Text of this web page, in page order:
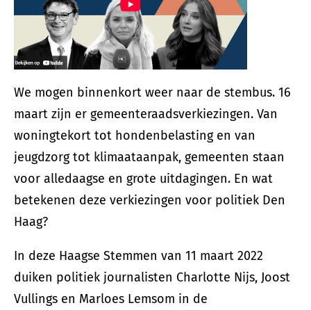
We mogen binnenkort weer naar de stembus. 16
maart zijn er gemeenteraadsverkiezingen. Van
woningtekort tot hondenbelasting en van
jeugdzorg tot klimaataanpak, gemeenten staan
voor alledaagse en grote uitdagingen. En wat
betekenen deze verkiezingen voor politiek Den
Haag?
In deze Haagse Stemmen van 11 maart 2022
duiken politiek journalisten Charlotte Nijs, Joost
Vullings en Marloes Lemsom in de